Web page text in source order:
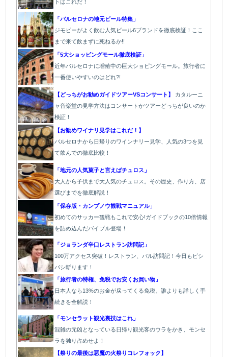
トはこれだ！
「バルセロナの地元ビール特集」
ジモピーがよく飲む人気ビール6ブランドを徹底検証！ここ
まで来て飲まずに死ねるか!!
「5大ショッピングモール徹底検証」
近年バルセロナに増殖中の巨大ショピングモール。旅行者に
一番使いやすいのはどれ?!
【どっちがお勧めガイドツアーVSコンサート】 カタルーニ
ャ音楽堂の見学方法はコンサートかツアーどっちが良いのか
検証！
【お勧めワイナリ見学はこれだ！】
バルセロナから日帰りのワインナリー見学、人気の3つを見
て飲んでの徹底比較！
「地元の人気菓子と言えばチュロス」
大人から子供まで大人気のチュロス。その歴史、作り方、店
選びまでを徹底解説！
「保存版・カンプノウ観戦マニュアル」
初めてのサッカー観戦もこれで安心!ガイドブックの10倍情報
を詰め込んだバイブル登場！
「ジョランダ辛口レストラン訪問記」
100万アクセス突破！レストラン、バル訪問記！今日もビシ
バシ斬ります！
「旅行者の特権、免税でお安くお買い物」
日本人なら13%のお金が戻ってくる免税。誰よりも詳しく手
続きを全解説！
「モンセラット観光裏技はこれ」
混雑の元凶となっている日帰り観光客のウラをかき、モンセ
ラを独り占めせよ！
【祭りの最後は悪魔の火祭りコレフォック】